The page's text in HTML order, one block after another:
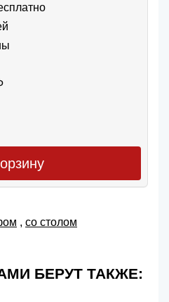
, со столом
БЕРУТ ТАКЖЕ: